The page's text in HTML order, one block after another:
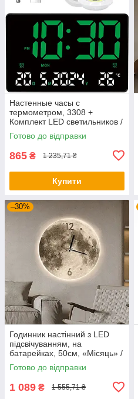
Настенные часы с
термометром, 3308 +
Комплект LED светильников /
Электронные часы на стену /
Будильник
Готово до відправки
865 ₴ 1 235,71 ₴
Купити
–30%
Годинник настінний з LED
підсвічуванням, на
батарейках, 50см, «Місяць» /
Круглий годинник / Годинник
для дому
Готово до відправки
1 089 ₴ 1 555,71 ₴